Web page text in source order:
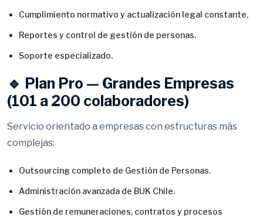
Cumplimiento normativo y actualización legal constante.
Reportes y control de gestión de personas.
Soporte especializado.
🔹 Plan Pro — Grandes Empresas
(101 a 200 colaboradores)
Servicio orientado a empresas con estructuras más
complejas:
Outsourcing completo de Gestión de Personas.
Administración avanzada de BUK Chile.
Gestión de remuneraciones, contratos y procesos